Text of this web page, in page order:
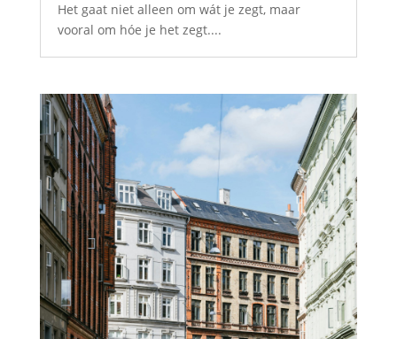
Het gaat niet alleen om wát je zegt, maar
vooral om hóe je het zegt....